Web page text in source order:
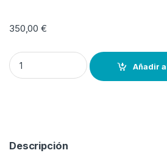
350,00€
WAKERBOARD VALHALLA OBRIEN --
Añadir
Descripción